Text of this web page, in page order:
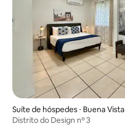
Suíte de hóspedes ⋅ Buena Vista
Distrito do Design nº 3